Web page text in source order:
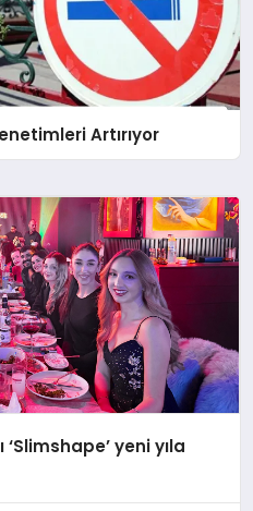
Artırıyor
‘Slimshape’ yeni yıla